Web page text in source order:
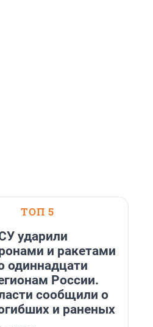
ТОП 5
ударили
и ракетами
одиннадцати
России.
сообщили о
и раненых